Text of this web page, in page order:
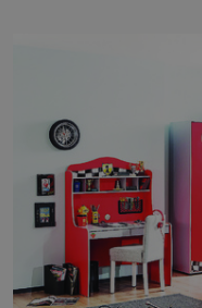
dávných lidí
odborníci zdejším